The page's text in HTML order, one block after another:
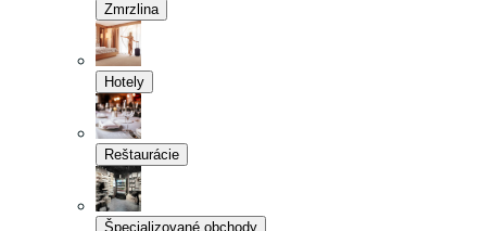
Zmrzlina
Hotely
Reštaurácie
Špecializované obchody